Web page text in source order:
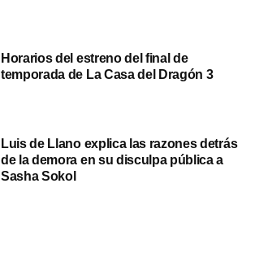
Horarios del estreno del final de
temporada de La Casa del Dragón 3
Luis de Llano explica las razones detrás
de la demora en su disculpa pública a
Sasha Sokol